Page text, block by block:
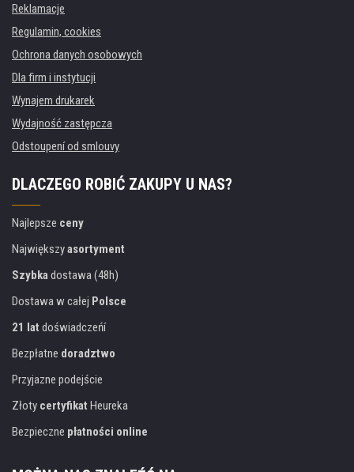
Reklamacje
Regulamin, cookies
Ochrona danych osobowych
Dla firm i instytucji
Wynajem drukarek
Wydajność zastępcza
Odstoupení od smlouvy
DLACZEGO ROBIĆ ZAKUPY U NAS?
Najlepsze ceny
Największyasortyment
Szybkadostawa (48h)
Dostawa w całej Polsce
21 lat doświadczeńí
Bezpłatne doradztwo
Przyjazne podejście
Złoty certyfikat Heureka
Bezpieczne płatności online